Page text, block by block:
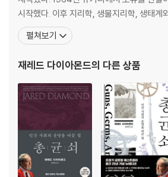
육│그들의 아이들과 우리 아이들
│왜 버리거나 죽이는가?│노인의 유용성│사
는가?
4부 위험과 대처
위험을 대하는 자세│
바닥에 꽂힌 나뭇가지의 정체│위험을 무릅쓰
8장_사자와 다른 위험들:
전통 사회의 삶에
심│인간의 폭력│질병│질병에 대한 대응│기
생산지의 분산│계절적 특징과 식량난│식용
시작했다. 이후 지리학, 생물지리학, 생태계
구하는 환경사(史), 문화인류학 등으로 연구
현재 UCLA 지리학과 교수로 있으며 여전히
동 발표한 ‘세계를 이끄는 최고의 지식인’ 중 아
펼쳐보기
재레드 다이아몬드의 다른 상품